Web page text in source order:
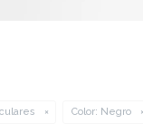
Color: Negro